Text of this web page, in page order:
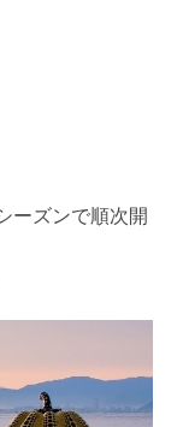
ーズンで順次開